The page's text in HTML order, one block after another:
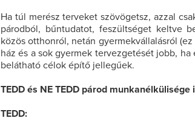
Ha túl merész terveket szövögetsz, azzal
párodból, bűntudatot, feszültséget keltve
közös otthonról, netán gyermekvállalásról
ház és a sok gyermek tervezgetését jobb,
belátható célok építő jellegűek.
TEDD és NE TEDD párod munkanélkülisége
TEDD: